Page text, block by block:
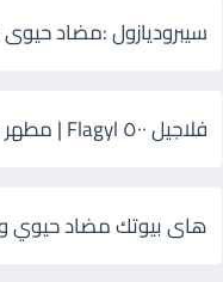
سيبروديازول :مضاد حيوى
فلاجيل ٥٠٠ Flagyl | مطهر معوي أقراص وشراب
هاى بيوتك مضاد حيوي